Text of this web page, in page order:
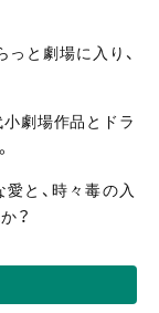
と劇場に入り、
劇場作品とドラ
と、時々毒の入
？